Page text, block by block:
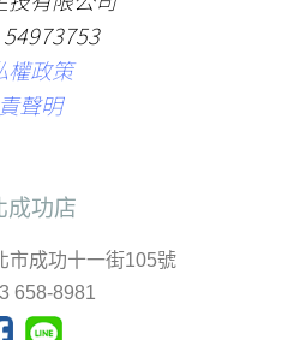
權政策
聲明
成功店
市成功十一街105號
658-8981